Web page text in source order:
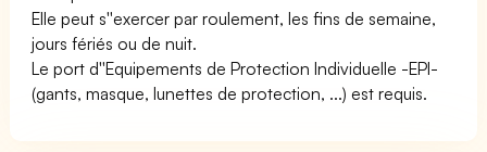
Elle peut s''exercer par roulement, les fins de semaine,
jours fériés ou de nuit.
Le port d''Equipements de Protection Individuelle -EPI-
(gants, masque, lunettes de protection, ...) est requis.